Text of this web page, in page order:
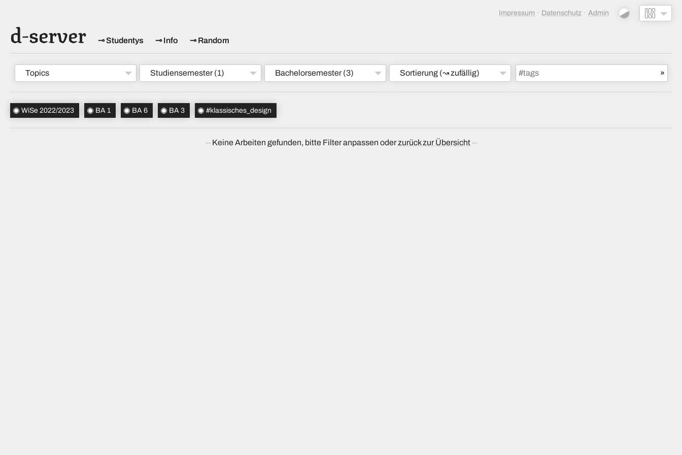
d-server Studentys Info Random
Impressum Datenschutz Admin
Topics Studiensemester (1) Bachelorsemester (3) Sortierung (↝ zufällig)
WiSe 2022/2023 BA 1 BA 6 BA 3 #klassisches_design
Keine Arbeiten gefunden, bitte Filter anpassen oderzurück zur Übersicht